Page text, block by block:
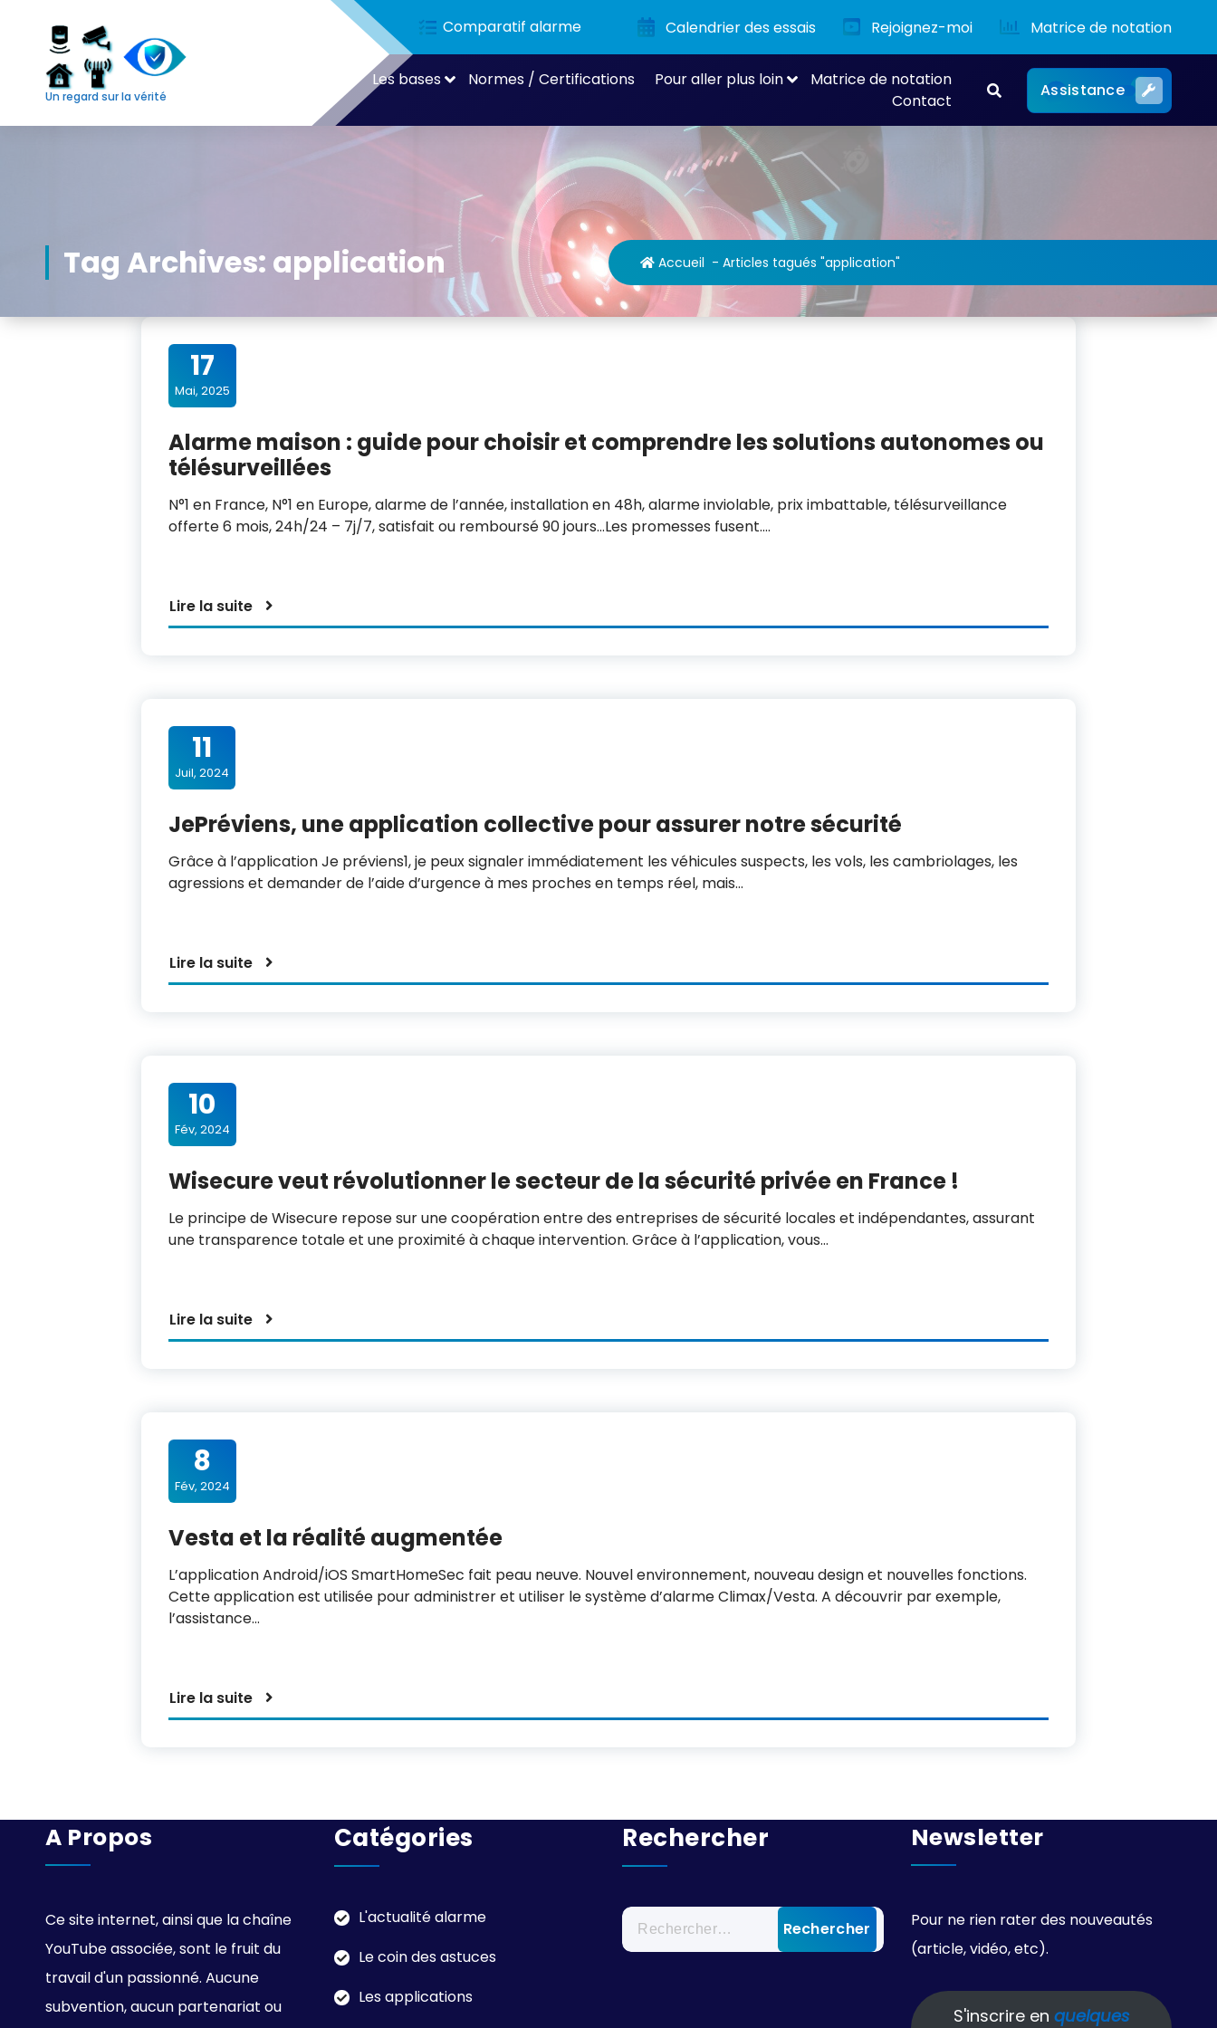
content
Comparatif alarme Calendrier des essais Rejoignez-moi Matrice de notation
Un regard sur la vérité
Les bases Normes / Certifications Pour aller plus loin
Matrice de notation
Contact
Assistance
Tag Archives: application Accueil - Articles tagués "application"
17
Mai, 2025
Alarme maison : guide pour choisir et comprendre les solutions autonomes ou
télésurveillées
N°1 en France, N°1 en Europe, alarme de l’année, installation en 48h, alarme inviolable, prix imbattable, télésurveillance
offerte 6 mois, 24h/24 – 7j/7, satisfait ou remboursé 90 jours…Les promesses fusent.…
Lire la suite
11
Juil, 2024
JePréviens, une application collective pour assurer notre sécurité
Grâce à l’application Je préviens1, je peux signaler immédiatement les véhicules suspects, les vols, les cambriolages, les
agressions et demander de l’aide d’urgence à mes proches en temps réel, mais…
Lire la suite
10
Fév, 2024
Wisecure veut révolutionner le secteur de la sécurité privée en France !
Le principe de Wisecure repose sur une coopération entre des entreprises de sécurité locales et indépendantes, assurant
une transparence totale et une proximité à chaque intervention. Grâce à l’application, vous…
Lire la suite
8
Fév, 2024
Vesta et la réalité augmentée
L’application Android/iOS SmartHomeSec fait peau neuve. Nouvel environnement, nouveau design et nouvelles fonctions.
Cette application est utilisée pour administrer et utiliser le système d’alarme Climax/Vesta. A découvrir par exemple,
l’assistance…
Lire la suite
A Propos
Ce site internet, ainsi que la chaîne
YouTube associée, sont le fruit du
travail d'un passionné. Aucune
subvention, aucun partenariat ou
Catégories
L'actualité alarme
Le coin des astuces
Les applications
Rechercher
Rechercher :
Newsletter
Pour ne rien rater des nouveautés
(article, vidéo, etc).
S'inscrire en quelques